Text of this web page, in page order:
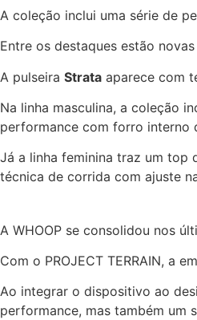
A coleção inclui uma série de
Entre os destaques estão
A pulseira Strata aparece com
Na linha masculina, a coleção
performance com forro interno
Já a linha feminina traz um top
técnica de corrida com ajuste
A WHOOP se consolidou nos
Com o PROJECT TERRAIN, a
Ao integrar o dispositivo ao
performance, mas também um